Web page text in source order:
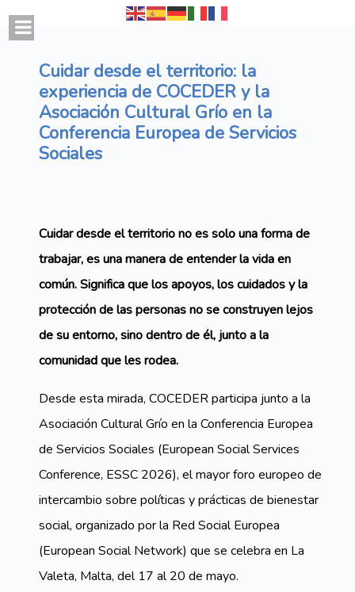
Cuidar desde el territorio: la
experiencia de COCEDER y la
Asociación Cultural Grío en la
Conferencia Europea de Servicios
Sociales
Cuidar desde el territorio no es solo una forma de
trabajar, es una manera de entender la vida en
común. Significa que los apoyos, los cuidados y la
protección de las personas no se construyen lejos
de su entorno, sino dentro de él, junto a la
comunidad que les rodea.
Desde esta mirada, COCEDER participa junto a la
Asociación Cultural Grío en la Conferencia Europea
de Servicios Sociales (European Social Services
Conference, ESSC 2026), el mayor foro europeo de
intercambio sobre políticas y prácticas de bienestar
social, organizado por la Red Social Europea
(European Social Network) que se celebra en La
Valeta, Malta, del 17 al 20 de mayo.